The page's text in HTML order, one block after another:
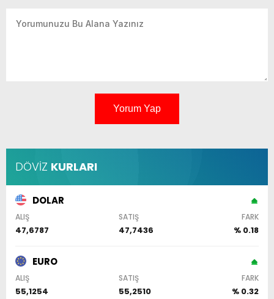
Yorum Yap
DÖVİZ KURLARI
DOLAR
ALIŞ SATIŞ FARK
47,6787 47,7436 % 0.18
EURO
ALIŞ SATIŞ FARK
55,1254 55,2510 % 0.32